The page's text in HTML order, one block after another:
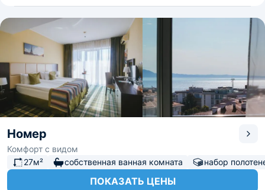
Номер
Комфорт с видом
27м²
собственная ванная комната набор
ПОКАЗАТЬ ЦЕНЫ